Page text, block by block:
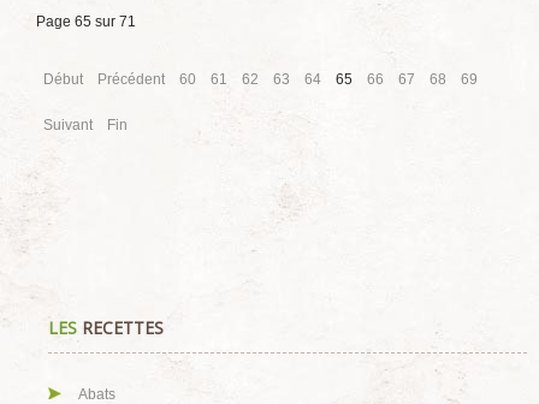
Page 65 sur 71
Début Précédent 60 61 62 63 64 65 66 67 68 69
Suivant Fin
LES RECETTES
Abats